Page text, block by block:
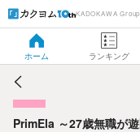
KADOKAWA Group
ホーム ランキング
PrimEla ～27歳無
PrimEla ～27歳無職が